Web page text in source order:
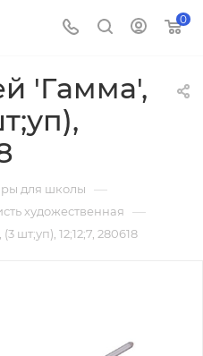
0
'Гамма',
для школы —
художественная —
шт;уп), 12;12;7, 280618